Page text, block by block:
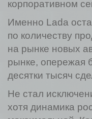
корпоративном
Именно Lada
по количеству
на рынке новых
рынке, опережая
десятки тысяч
Не стал
хотя динамика